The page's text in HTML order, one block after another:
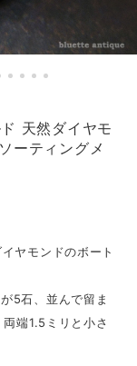
天然ダイヤモ
ーティングメ
ヤモンドのボート
5石、並んで留ま
端1.5ミリと小さ